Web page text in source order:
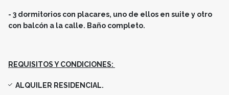
- 3 dormitorios con placares, uno de ellos en suite y otro
con balcón a la calle. Baño completo.
REQUISITOS Y CONDICIONES:
ALQUILER RESIDENCIAL.